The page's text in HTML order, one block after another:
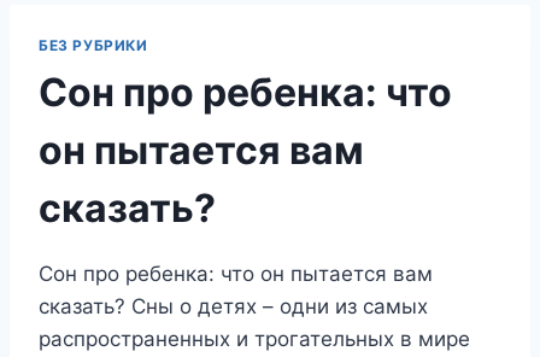
БЕЗ РУБРИКИ
Сон про ребенка: что
он пытается вам
сказать?
Сон про ребенка: что он пытается вам
сказать? Сны о детях – одни из самых
распространенных и трогательных в мире